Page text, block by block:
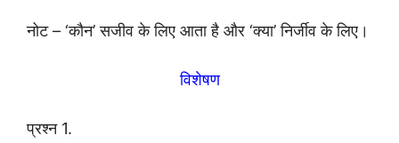
नोट – ‘कौन’ सजीव के लिए आता है और ‘क्या’ निर्जीव के लिए।
विशेषण
प्रश्न 1.